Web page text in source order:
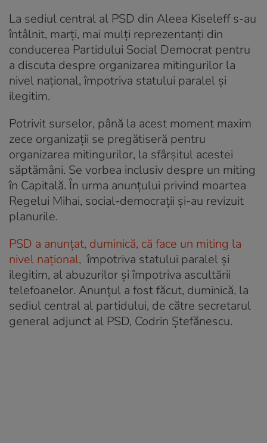
La sediul central al PSD din Aleea Kiseleff s-au
întâlnit, marți, mai mulți reprezentanți din
conducerea Partidului Social Democrat pentru
a discuta despre organizarea mitingurilor la
nivel național, împotriva statului paralel și
ilegitim.
Potrivit surselor, până la acest moment maxim
zece organizații se pregătiseră pentru
organizarea mitingurilor, la sfârșitul acestei
săptămâni. Se vorbea inclusiv despre un miting
în Capitală. În urma anunțului privind moartea
Regelui Mihai, social-democrații și-au revizuit
planurile.
PSD a anunțat, duminică, că face un miting la
nivel național, împotriva statului paralel și
ilegitim, al abuzurilor și împotriva ascultării
telefoanelor. Anunțul a fost făcut, duminică, la
sediul central al partidului, de către secretarul
general adjunct al PSD, Codrin Ștefănescu.